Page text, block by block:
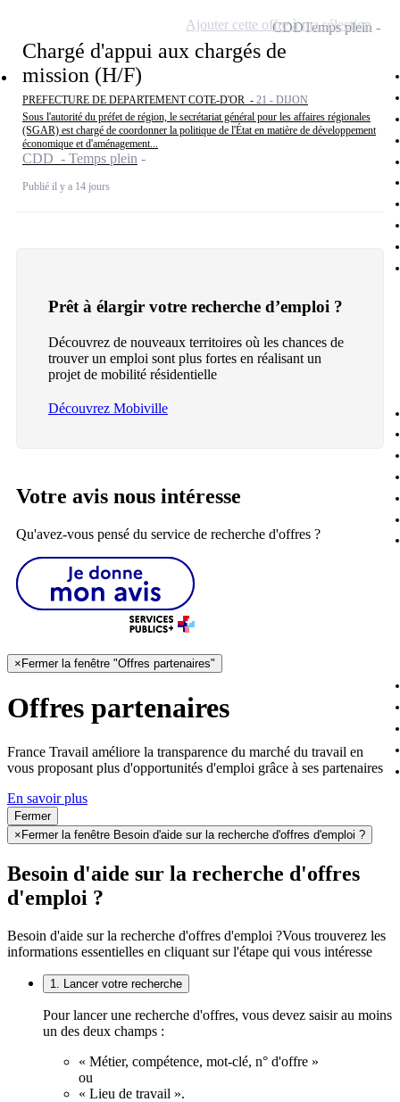
Chargé d'appui aux chargés de
mission (H/F)
PREFECTURE DE DEPARTEMENT COTE-D'OR - 21 - DIJON
Sous l'autorité du préfet de région, le secrétariat général pour les affaires régionales
(SGAR) est chargé de coordonner la politique de l'État en matière de développement
économique et d'aménagement...
CDD - Temps plein
Publié il y a 14 jours
CDDTemps plein
Ajouter cette offre à ma sélection
Prêt à élargir votre recherche d’emploi ?
Découvrez de nouveaux territoires où les chances de
trouver un emploi sont plus fortes en réalisant un
projet de mobilité résidentielle
Découvrez Mobiville
Votre avis nous intéresse
Qu'avez-vous pensé du service de recherche d'offres ?
× Fermer la fenêtre "Offres partenaires"
Offres partenaires
France Travail améliore la transparence du marché du travail en
vous proposant plus d'opportunités d'emploi grâce à ses partenaires
En savoir plus
Fermer
× Fermer la fenêtre Besoin d'aide sur la recherche d'offres d'emploi ?
Besoin d'aide sur la recherche d'offres
d'emploi ?
Besoin d'aide sur la recherche d'offres d'emploi ?Vous trouverez les
informations essentielles en cliquant sur l'étape qui vous intéresse
1. Lancer votre recherche
Pour lancer une recherche d'offres, vous devez saisir au moins
un des deux champs :
« Métier, compétence, mot-clé, n° d'offre »
ou
« Lieu de travail ».